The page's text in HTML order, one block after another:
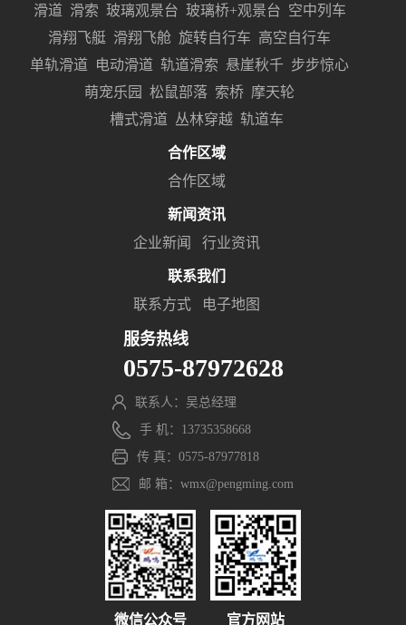
滑道 滑索 玻璃观景台 玻璃桥+观景台 空中列车
滑翔飞艇 滑翔飞舱 旋转自行车 高空自行车
单轨滑道
电动滑道 轨道滑索 悬崖秋千 步步惊心
萌宠乐园
松鼠部落 索桥 摩天轮
槽式滑道 丛林穿越 轨道车
合作区域
合作区域
新闻资讯
企业新闻
行业资讯
联系我们
联系方式
电子地图
服务热线
0575-87972628
联系人：吴总经理
手 机：13735358668
传 真：0575-87977818
邮 箱：wmx@pengming.com
微信公众号 官方网站